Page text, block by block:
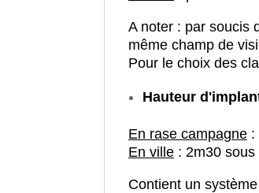
A noter : par soucis
même champ de
Pour le choix des
Hauteur
En rase campagne :
En ville : 2m30
Contient un